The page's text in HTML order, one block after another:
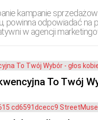
kampanie
powinna odpowiadać
w agencjisię tak
To Twój